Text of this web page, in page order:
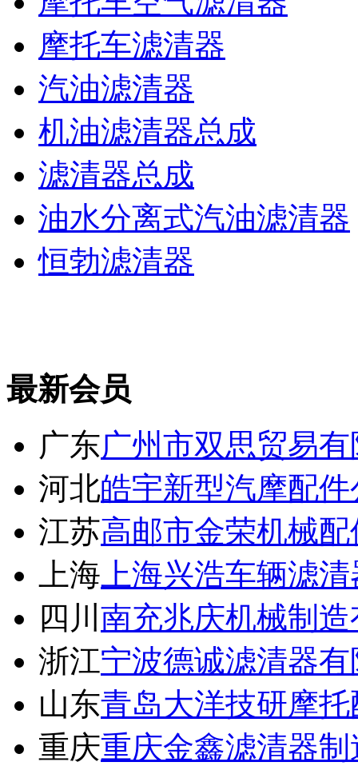
摩托车滤清器
汽油滤清器
机油滤清器总成
滤清器总成
油水分离式汽油滤清器
恒勃滤清器
最新会员
广东广州市双思贸易
河北皓宇新型汽摩配件
江苏高邮市金荣机械配
上海 上海兴浩车辆滤
四川 南充兆庆机械制
浙江宁波德诚滤清器
山东青岛大洋技研摩
重庆重庆金鑫滤清器